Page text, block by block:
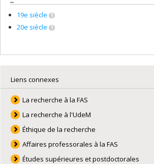
19e siècle 1
20e siècle 1
Liens connexes
La recherche à la FAS
La recherche à l'UdeM
Éthique de la recherche
Affaires professorales à la FAS
Études supérieures et postdoctorales